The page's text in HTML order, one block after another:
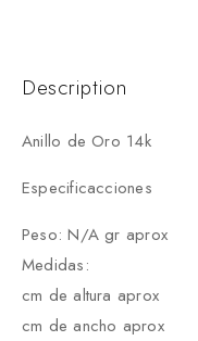
Description
Anillo de Oro 14k
Especificacciones
Peso: N/A gr aprox
Medidas:
cm de altura aprox
cm de ancho aprox